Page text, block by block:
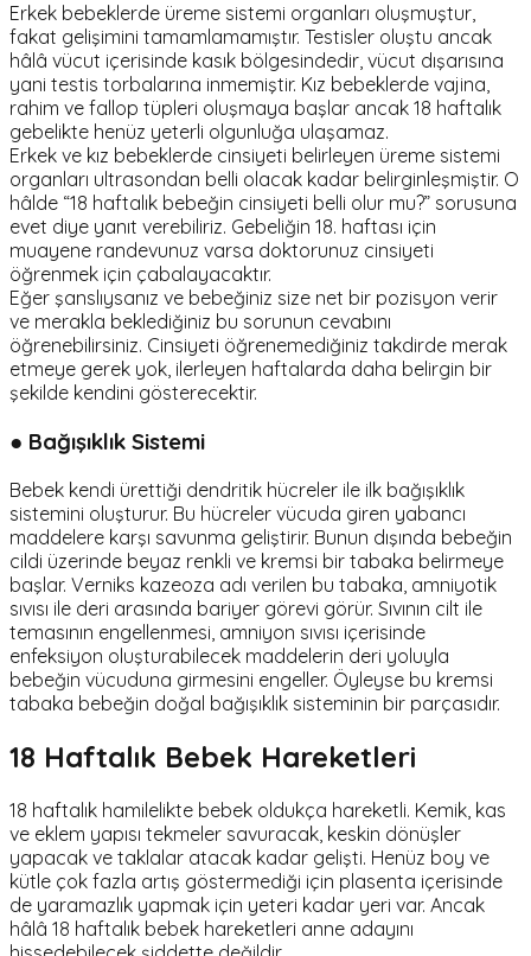
Erkek bebeklerde üreme sistemi organları oluşmuştur,
fakat gelişimini tamamlamamıştır. Testisler oluştu ancak
hâlâ vücut içerisinde kasık bölgesindedir, vücut dışarısına
yani testis torbalarına inmemiştir. Kız bebeklerde vajina,
rahim ve fallop tüpleri oluşmaya başlar ancak 18 haftalık
gebelikte henüz yeterli olgunluğa ulaşamaz.
Erkek ve kız bebeklerde cinsiyeti belirleyen üreme sistemi
organları ultrasondan belli olacak kadar belirginleşmiştir. O
hâlde “18 haftalık bebeğin cinsiyeti belli olur mu?” sorusuna
evet diye yanıt verebiliriz. Gebeliğin 18. haftası için
muayene randevunuz varsa doktorunuz cinsiyeti
öğrenmek için çabalayacaktır.
Eğer şanslıysanız ve bebeğiniz size net bir pozisyon verir
ve merakla beklediğiniz bu sorunun cevabını
öğrenebilirsiniz. Cinsiyeti öğrenemediğiniz takdirde merak
etmeye gerek yok, ilerleyen haftalarda daha belirgin bir
şekilde kendini gösterecektir.
● Bağışıklık Sistemi
Bebek kendi ürettiği dendritik hücreler ile ilk bağışıklık
sistemini oluşturur. Bu hücreler vücuda giren yabancı
maddelere karşı savunma geliştirir. Bunun dışında bebeğin
cildi üzerinde beyaz renkli ve kremsi bir tabaka belirmeye
başlar. Verniks kazeoza adı verilen bu tabaka, amniyotik
sıvısı ile deri arasında bariyer görevi görür. Sıvının cilt ile
temasının engellenmesi, amniyon sıvısı içerisinde
enfeksiyon oluşturabilecek maddelerin deri yoluyla
bebeğin vücuduna girmesini engeller. Öyleyse bu kremsi
tabaka bebeğin doğal bağışıklık sisteminin bir parçasıdır.
18 Haftalık Bebek Hareketleri
18 haftalık hamilelikte bebek oldukça hareketli. Kemik, kas
ve eklem yapısı tekmeler savuracak, keskin dönüşler
yapacak ve taklalar atacak kadar gelişti. Henüz boy ve
kütle çok fazla artış göstermediği için plasenta içerisinde
de yaramazlık yapmak için yeteri kadar yeri var. Ancak
hâlâ 18 haftalık bebek hareketleri anne adayını